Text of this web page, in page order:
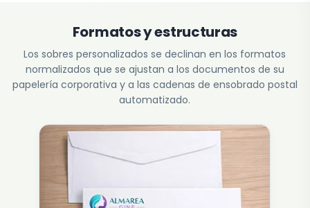
Formatos y estructuras
Los sobres personalizados se declinan en los formatos
normalizados que se ajustan a los documentos de su
papelería corporativa y a las cadenas de ensobrado postal
automatizado.